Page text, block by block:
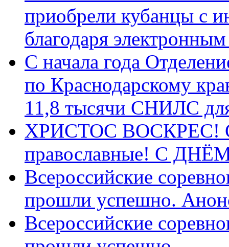
приобрели кубанцы с
благодаря
С начала года
по Краснодарскому
11,8 тысячи СНИЛС
ХРИСТОС ВОСКРЕС! С
православные! C
Всероссийские
прошли успешно.
Всероссийские